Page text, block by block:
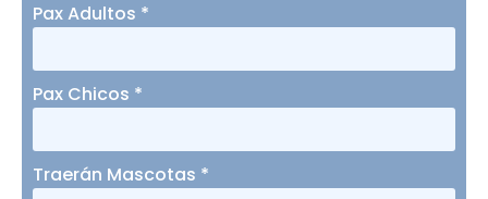
Pax Adultos *
Pax Chicos *
Traerán Mascotas *